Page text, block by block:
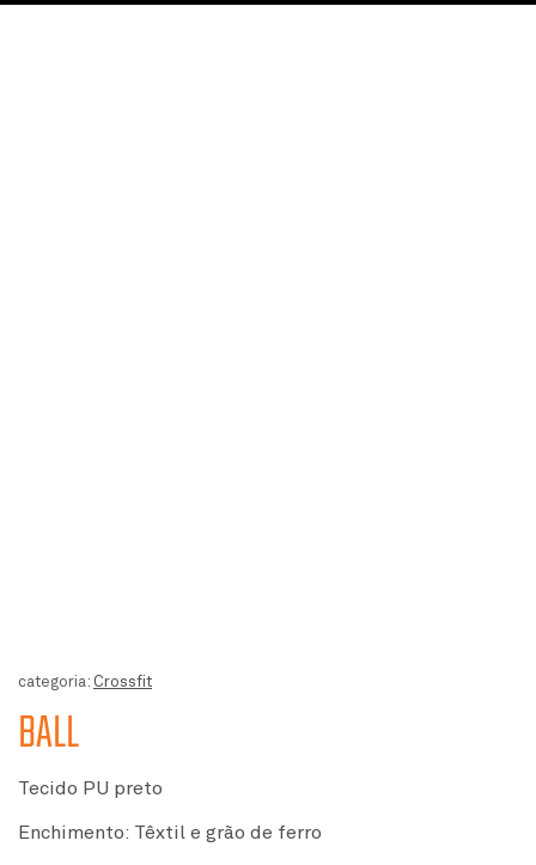
categoria: Crossfit
BALL
Tecido PU preto
Enchimento: Têxtil e grão de ferro